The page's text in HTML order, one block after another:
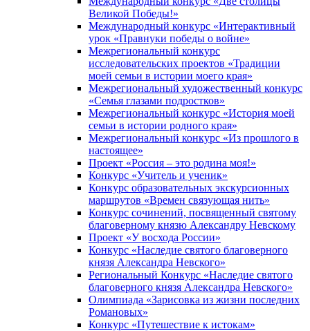
Великой Победы!»
Международный конкурс «Интерактивный
урок «Правнуки победы о войне»
Межрегиональный конкурс
исследовательских проектов «Традиции
моей семьи в истории моего края»
Межрегиональный художественный конкурс
«Семья глазами подростков»
Межрегиональный конкурс «История моей
семьи в истории родного края»
Межрегиональный конкурс «Из прошлого в
настоящее»
Проект «Россия – это родина моя!»
Конкурс «Учитель и ученик»
Конкурс образовательных экскурсионных
маршрутов «Времен связующая нить»
Конкурс сочинений, посвященный святому
благоверному князю Александру Невскому
Проект «У восхода России»
Конкурс «Наследие святого благоверного
князя Александра Невского»
Региональный Конкурс «Наследие святого
благоверного князя Александра Невского»
Олимпиада «Зарисовка из жизни последних
Романовых»
Конкурс «Путешествие к истокам»